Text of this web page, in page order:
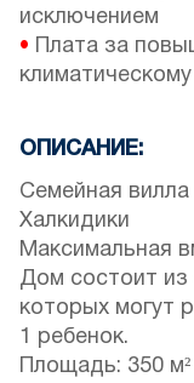
исключением
• Плата за
ОПИСАНИЕ:
Семейная
Халкидики
Максимальная
Дом состоит из
которых могут
1 ребенок.
Площадь: 350 м²